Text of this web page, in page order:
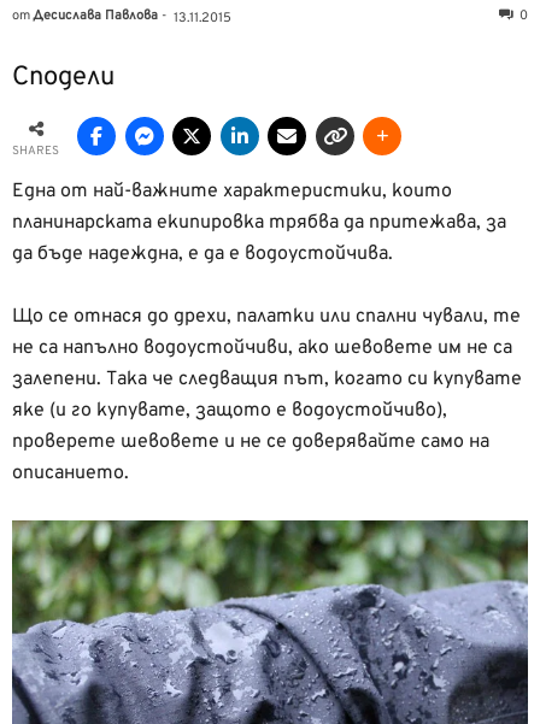
отДесислава Павлова - 13.11.2015 0
Сподели
SHARES
Една от най-важните характеристики, които
планинарската екипировка трябва да притежава, за
да бъде надеждна, е да е водоустойчива.
Що се отнася до дрехи, палатки или спални чували, те
не са напълно водоустойчиви, ако шевовете им не са
залепени. Така че следващия път, когато си купувате
яке (и го купувате, защото е водоустойчиво),
проверете шевовете и не се доверявайте само на
описанието.